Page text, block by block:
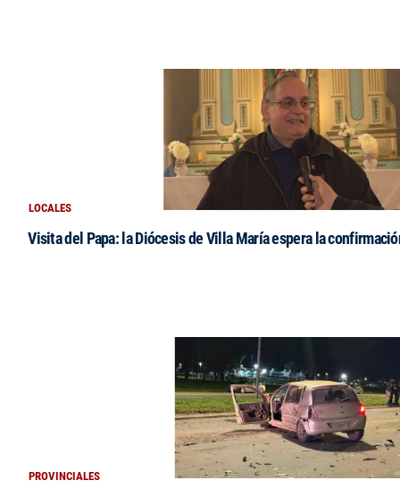
LOCALES
Visita del Papa: la Diócesis de Villa María espera la
PROVINCIALES